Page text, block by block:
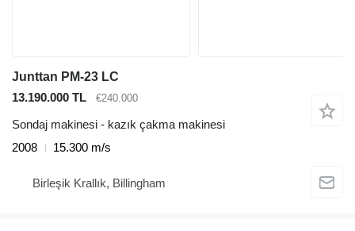
Junttan PM-23 LC
13.190.000 TL
€240.000
Sondaj makinesi - kazık çakma makinesi
2008
15.300 m/s
Birleşik Krallık, Billingham